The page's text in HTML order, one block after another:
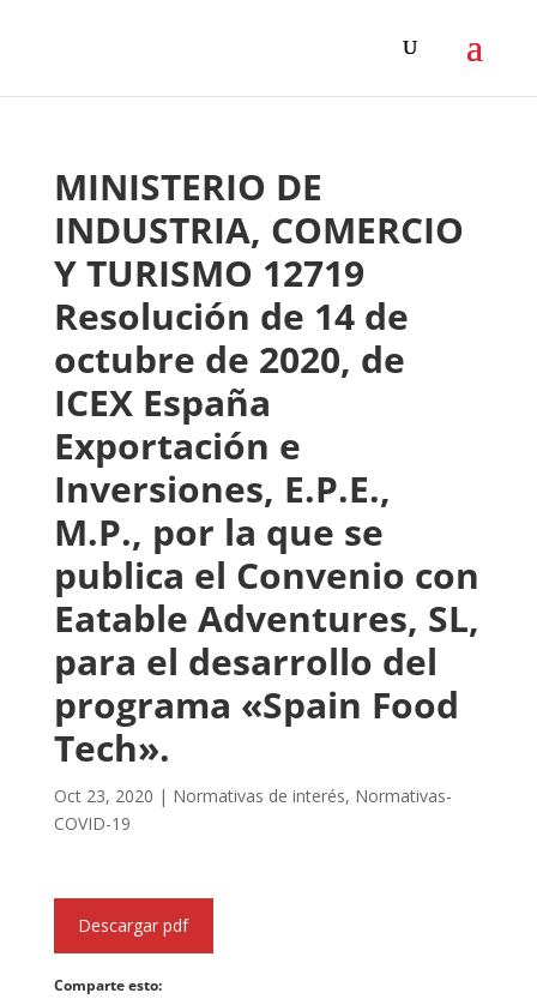
MINISTERIO DE
INDUSTRIA, COMERCIO
Y TURISMO 12719
Resolución de 14 de
octubre de 2020, de
ICEX España
Exportación e
Inversiones, E.P.E.,
M.P., por la que se
publica el Convenio con
Eatable Adventures, SL,
para el desarrollo del
programa «Spain Food
Tech».
Oct 23, 2020 | Normativas de interés, Normativas-
COVID-19
Descargar pdf
Comparte esto: